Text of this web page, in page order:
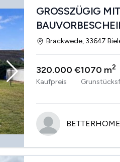
GROSSZÜGIG
Brackwede, 33647
320.000 €
Kaufpreis
1070 m2